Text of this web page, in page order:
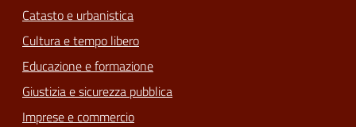
Catasto e urbanistica
Cultura e tempo libero
Educazione e formazione
Giustizia e sicurezza pubblica
Imprese e commercio